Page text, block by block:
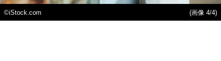
©iStock.com (画像 4/4)